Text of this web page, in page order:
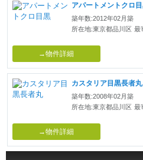
アパートメントクロ
築年数:2012年02月築
所在地:東京都品川区 最
→物件詳細
カスタリア目黒長者丸
築年数:2008年02月築
所在地:東京都品川区 最
→物件詳細